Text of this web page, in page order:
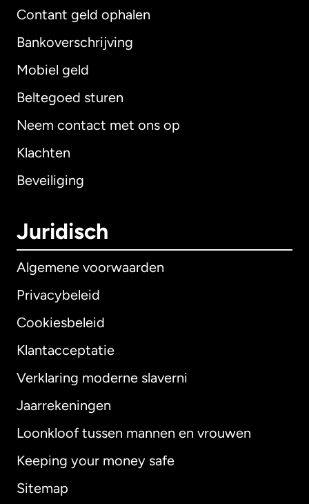
Contant geld ophalen
Bankoverschrijving
Mobiel geld
Beltegoed sturen
Neem contact met ons op
Klachten
Beveiliging
Juridisch
Algemene voorwaarden
Privacybeleid
Cookiesbeleid
Klantacceptatie
Verklaring moderne slaverni
Jaarrekeningen
Loonkloof tussen mannen en vrouwen
Keeping your money safe
Sitemap
Internationaal English
Australië